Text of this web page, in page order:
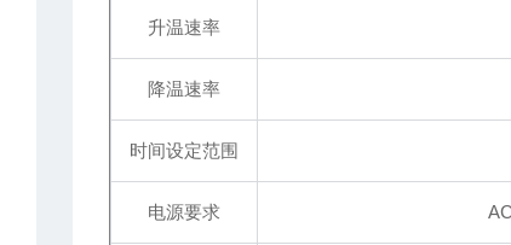
升温速率
降温速率
时间设定范围
电源要求